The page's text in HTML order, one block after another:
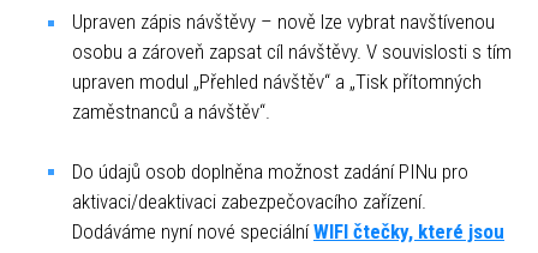
Upraven zápis návštěvy – nově lze vybrat navštívenou
osobu a zároveň zapsat cíl návštěvy. V souvislosti s tím
upraven modul „Přehled návštěv“ a „Tisk přítomných
zaměstnanců a návštěv“.
Do údajů osob doplněna možnost zadání PINu pro
aktivaci/deaktivaci zabezpečovacího zařízení.
Dodáváme nyní nové speciálníWIFI čtečky, které jsou